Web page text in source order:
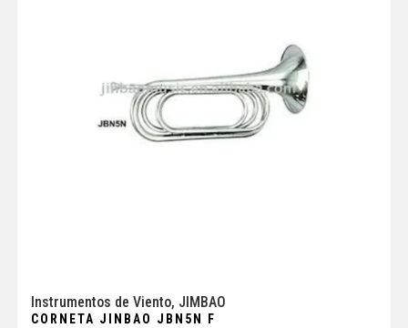
Instrumentos de Viento, JIMBAO
CORNETA JINBAO JBN5N F